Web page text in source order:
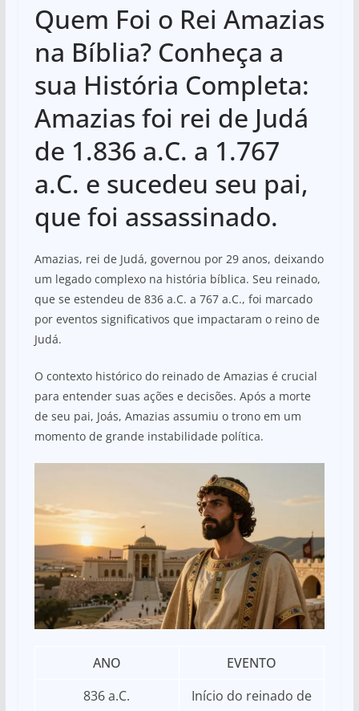
Quem Foi o Rei Amazias
na Bíblia? Conheça a
sua História Completa:
Amazias foi rei de Judá
de 1.836 a.C. a 1.767
a.C. e sucedeu seu pai,
que foi assassinado.
Amazias, rei de Judá, governou por 29 anos, deixando
um legado complexo na história bíblica. Seu reinado,
que se estendeu de 836 a.C. a 767 a.C., foi marcado
por eventos significativos que impactaram o reino de
Judá.
O contexto histórico do reinado de Amazias é crucial
para entender suas ações e decisões. Após a morte
de seu pai, Joás, Amazias assumiu o trono em um
momento de grande instabilidade política.
ANO
EVENTO
836 a.C.
Início do reinado de